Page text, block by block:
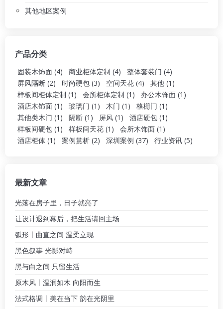
其他地区案例
产品分类
固装木饰面 (4) 商业柜体定制 (4) 整体套装门 (4)
屏风隔断 (2) 时尚硬包 (3) 空间天花 (4) 其他 (1)
样板间柜体定制 (1) 会所柜体定制 (1) 办公木饰面 (1)
酒店木饰面 (1) 玻璃门 (1) 木门 (1) 格栅门 (1)
其他类木门 (1) 隔断 (1) 屏风 (1) 酒店硬包 (1)
样板间硬包 (1) 样板间天花 (1) 会所木饰面 (1)
酒店柜体 (1) 案例赏析 (2) 深圳案例 (37) 行业资讯 (5)
最新文章
光落在房子里，日子就亮了
让设计退到幕后，把生活请回主场
弧形丨曲直之间 温柔立现
黑色叙事 光影对峙
黑与白之间 只留生活
原木风丨温润如木 向阳而生
法式格调丨美在当下 韵在光阴里